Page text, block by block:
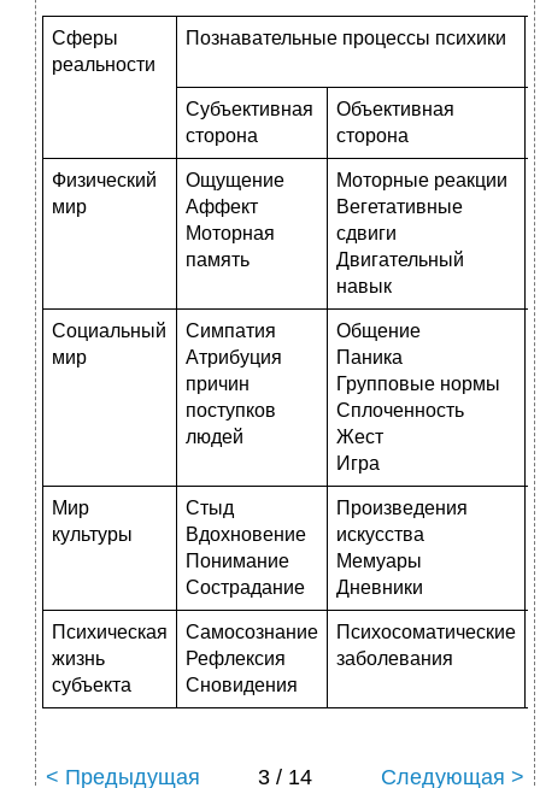
Сферы
реальности
Познавательные процессы психики
Субъективная
сторона
Объективная
сторона
Физический
мир
Ощущение
Аффект
Моторная
память
Моторные реакции
Вегетативные
сдвиги
Двигательный
навык
Социальный
мир
Симпатия
Атрибуция
причин
поступков
людей
Общение
Паника
Групповые нормы
Сплоченность
Жест
Игра
Мир
культуры
Стыд
Вдохновение
Понимание
Сострадание
Произведения
искусства
Мемуары
Дневники
Психическая
жизнь
субъекта
Самосознание
Рефлексия
Сновидения
Психосоматические
заболевания
< Предыдущая 3 / 14 Следующая >